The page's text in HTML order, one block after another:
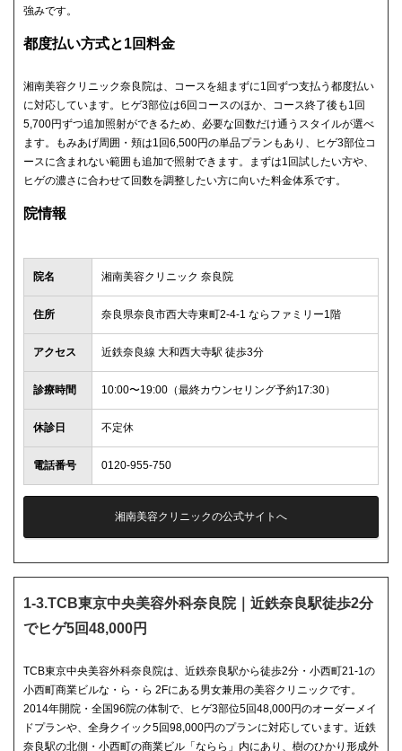
強みです。
都度払い方式と1回料金
湘南美容クリニック奈良院は、コースを組まずに1回ずつ支払う都度払い
に対応しています。ヒゲ3部位は6回コースのほか、コース終了後も1回
5,700円ずつ追加照射ができるため、必要な回数だけ通うスタイルが選べ
ます。もみあげ周囲・頬は1回6,500円の単品プランもあり、ヒゲ3部位コ
ースに含まれない範囲も追加で照射できます。まずは1回試したい方や、
ヒゲの濃さに合わせて回数を調整したい方に向いた料金体系です。
院情報
院名 湘南美容クリニック 奈良院
住所 奈良県奈良市西大寺東町2-4-1 ならファミリー1階
アクセス 近鉄奈良線 大和西大寺駅 徒歩3分
診療時間 10:00〜19:00（最終カウンセリング予約17:30）
休診日 不定休
電話番号 0120-955-750
湘南美容クリニックの公式サイトへ
1-3.TCB東京中央美容外科奈良院｜近鉄奈良駅徒歩2分
でヒゲ5回48,000円
TCB東京中央美容外科奈良院は、近鉄奈良駅から徒歩2分・小西町21-1の
小西町商業ビルな・ら・ら 2Fにある男女兼用の美容クリニックです。
2014年開院・全国96院の体制で、ヒゲ3部位5回48,000円のオーダーメイ
ドプランや、全身クイック5回98,000円のプランに対応しています。近鉄
奈良駅の北側・小西町の商業ビル「ならら」内にあり、樹のひかり形成外